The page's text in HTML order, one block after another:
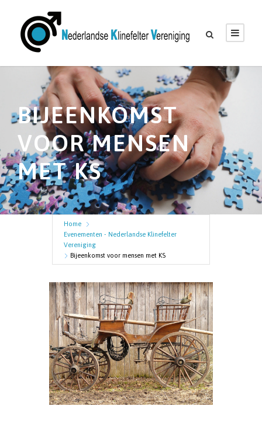
BIJEENKOMST
VOOR MENSEN
MET KS
Home
Evenementen - Nederlandse Klinefelter
Vereniging
Bijeenkomst voor mensen met KS